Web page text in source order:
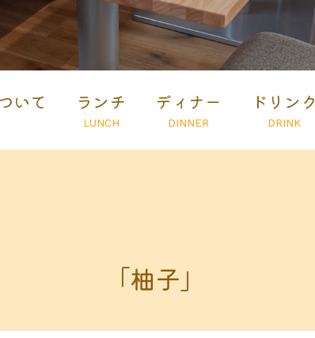
いて ランチ
LUNCH
ディナー
DINNER
ドリンク
DRINK
「柚子」